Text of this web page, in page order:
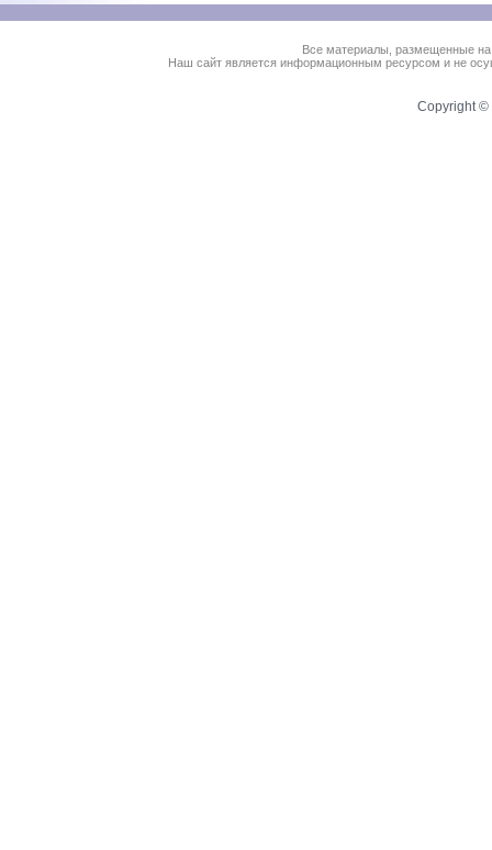
Все материалы, размещенные
Наш сайт является информационным ресурсом и не
Copyright ©